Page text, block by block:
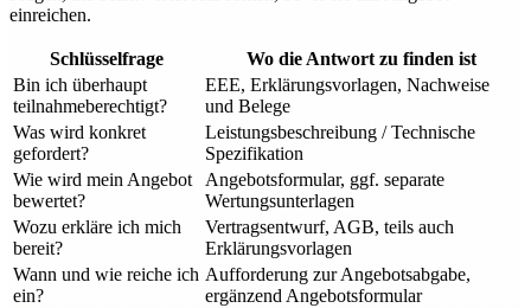
einreichen.
Schlüsselfrage
Wo die Antwort zu finden ist
Bin ich überhaupt
teilnahmeberechtigt?
EEE, Erklärungsvorlagen, Nachweise
und Belege
Was wird konkret
gefordert?
Leistungsbeschreibung / Technische
Spezifikation
Wie wird mein Angebot
bewertet?
Angebotsformular, ggf. separate
Wertungsunterlagen
Wozu erkläre ich mich
bereit?
Vertragsentwurf, AGB, teils auch
Erklärungsvorlagen
Wann und wie reiche ich
ein?
Aufforderung zur Angebotsabgabe,
ergänzend Angebotsformular